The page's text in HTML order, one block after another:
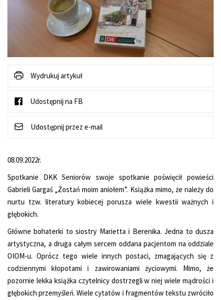
Wydrukuj artykuł
Udostępnij na FB
Udostępnij przez e-mail
08.09.2022r.
Spotkanie DKK Seniorów swoje spotkanie poświęcił powieści
Gabrieli Gargaś „Zostań moim aniołem”. Książka mimo, że należy do
nurtu tzw. literatury kobiecej porusza wiele kwestii ważnych i
głębokich.
Główne bohaterki to siostry Marietta i Berenika. Jedna to dusza
artystyczna, a druga całym sercem oddana pacjentom na oddziale
OIOM-u. Oprócz tego wiele innych postaci, zmagających się z
codziennymi kłopotami i zawirowaniami życiowymi. Mimo, że
pozornie lekka książka czytelnicy dostrzegli w niej wiele mądrości i
głębokich przemyśleń. Wiele cytatów i fragmentów tekstu zwróciło